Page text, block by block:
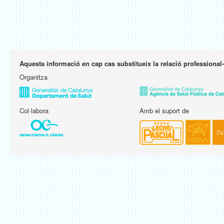
Aquesta informació en cap cas substitueix la relació
Organitza
Col·labora Amb el suport de